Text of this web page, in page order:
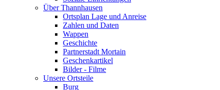
Über Thannhausen
Ortsplan Lage und Anreise
Zahlen und Daten
Wappen
Geschichte
Partnerstadt Mortain
Geschenkartikel
Bilder - Filme
Unsere Ortsteile
Burg